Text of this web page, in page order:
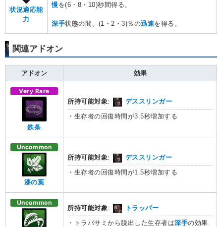
状況適応能
力
慢 を(6・8・10)秒間得る。
深手状態の間、(1・2・3)％の迅速を得る。
関連アドオン
アドオン 効果
Very Rare
鉄条
所持可能対象:
デススリンガー
・生存者の回復時間が3.5秒増加する
Uncommon
漆の葉
所持可能対象:
デススリンガー
・生存者の回復時間が1.5秒増加する
Uncommon
所持可能対象:
トラッパー
・トラバサミから脱出した生存者は深手の効果